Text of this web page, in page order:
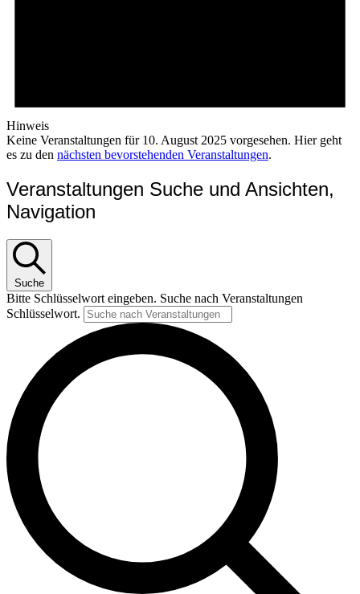
Hinweis
Keine Veranstaltungen für 10. August 2025 vorgesehen. Hier geht
es zu den nächsten bevorstehenden Veranstaltungen.
Veranstaltungen Suche und Ansichten,
Navigation
Suche
Bitte Schlüsselwort eingeben. Suche nach Veranstaltungen
Schlüsselwort.